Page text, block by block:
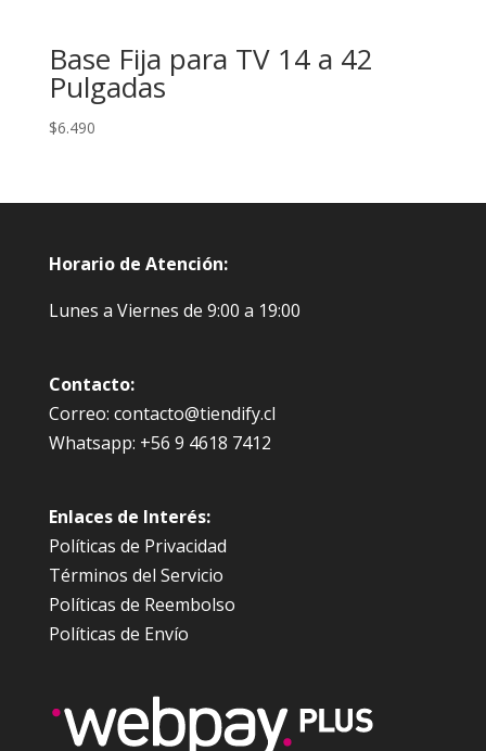
Base Fija para TV 14 a 42
Pulgadas
$6.490
Horario de Atención:
Lunes a Viernes de 9:00 a 19:00
Contacto:
Correo: contacto@tiendify.cl
Whatsapp: +56 9 4618 7412
Enlaces de Interés:
Políticas de Privacidad
Términos del Servicio
Políticas de Reembolso
Políticas de Envío